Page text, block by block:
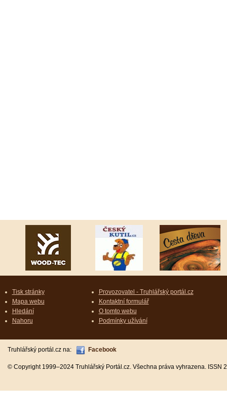
Tisk stránky
Mapa webu
Hledání
Nahoru
Provozovatel - Truhlářský portál.cz
Kontaktní formulář
O tomto webu
Podmínky užívání
Truhlářský portál.cz na: Facebook
© Copyright 1999–2024 Truhlářský Portál.cz. Všechna práva vyhrazena.